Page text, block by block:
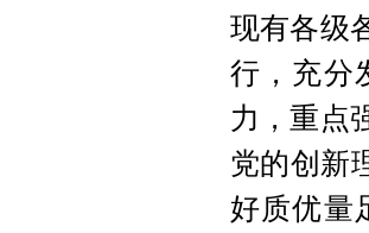
现有各级
行，充分
力，重点
党的创新
好质优量